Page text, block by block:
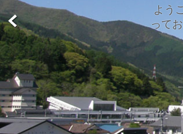
よう
って